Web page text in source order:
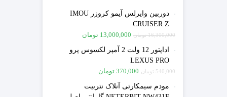
دوربین وایرلس آیمو کروزر IMOU
CRUISER Z
16,300,000 تومان 13,000,000 تومان
اداپتور 12 ولت 2 آمپر لکسوس پرو
LEXUS PRO
540,000 تومان 370,000 تومان
مودم سیمکارتی آنلاک نتربیت